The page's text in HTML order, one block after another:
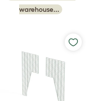
warehouse...